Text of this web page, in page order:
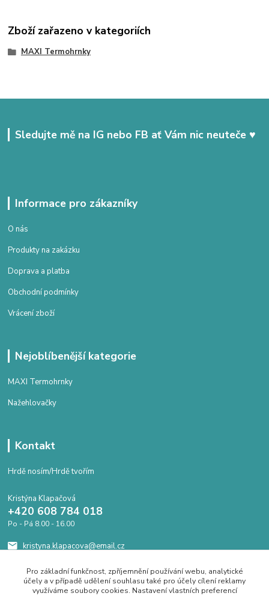
Zboží zařazeno v kategoriích
MAXI Termohrnky
Sledujte mě na IG nebo FB ať Vám nic neuteče ♥
Informace pro zákazníky
O nás
Produkty na zakázku
Doprava a platba
Obchodní podmínky
Vrácení zboží
Nejoblíbenější kategorie
MAXI Termohrnky
Nažehlovačky
Kontakt
Hrdě nosím/Hrdě tvořím
Kristýna Klapačová
+420 608 784 018
Po - Pá 8.00 - 16.00
kristyna.klapacova@email.cz
Pro základní funkčnost, zpříjemnění používání webu, analytické
účely a v případě udělení souhlasu také pro účely cílení reklamy
využíváme soubory cookies. Nastavení vlastních preferencí